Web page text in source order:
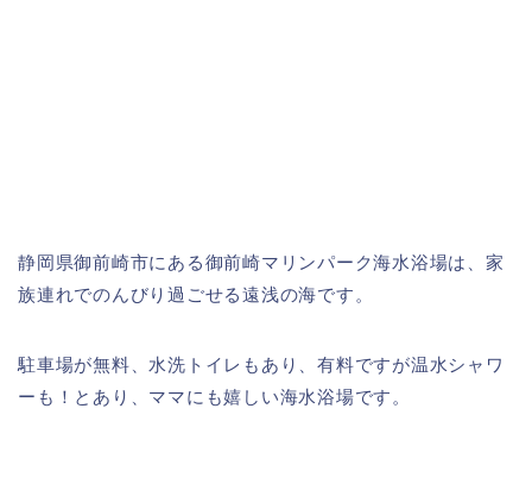
静岡県御前崎市にある御前崎マリンパーク海水浴場は、家
族連れでのんびり過ごせる遠浅の海です。
駐車場が無料、水洗トイレもあり、有料ですが温水シャワ
ーも！とあり、ママにも嬉しい海水浴場です。